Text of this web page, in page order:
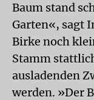
Baum stand
Garten«, sagt
Birke noch
Stamm
ausladenden
werden. »Der